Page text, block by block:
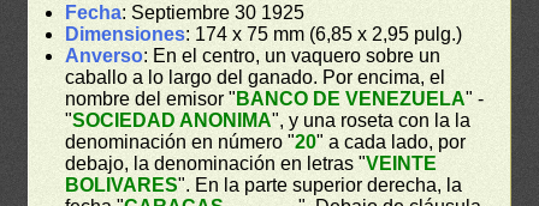
Fecha: Septiembre 30 1925
Dimensiones: 174 x 75 mm (6,85 x 2,95 pulg.)
Anverso: En el centro, un vaquero sobre un
caballo a lo largo del ganado. Por encima, el
nombre del emisor " BANCO DE VENEZUELA" -
"SOCIEDAD ANONIMA", y una roseta con la la
denominación en número "20" a cada lado, por
debajo, la denominación en letras "VEINTE
BOLIVARES". En la parte superior derecha, la